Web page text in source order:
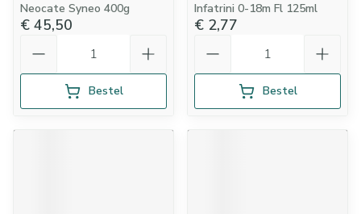
Neocate Syneo 400g
€ 45,50
Bestel
Infatrini 0-18m Fl 125ml
€ 2,77
Bestel